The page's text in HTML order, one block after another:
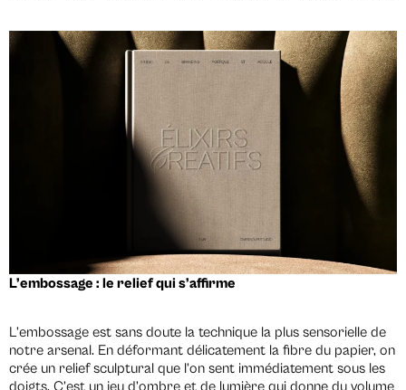
L’embossage : le relief qui s’affirme
L’embossage est sans doute la technique la plus sensorielle de
notre arsenal. En déformant délicatement la fibre du papier, on
crée un relief sculptural que l’on sent immédiatement sous les
doigts. C’est un jeu d’ombre et de lumière qui donne du volume